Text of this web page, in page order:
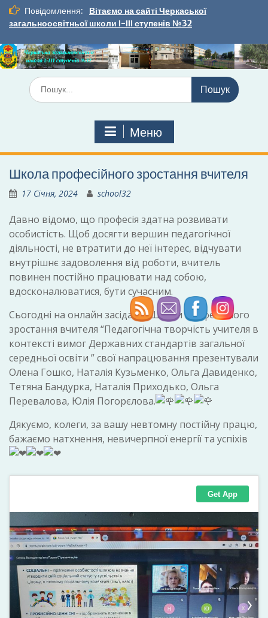
Перейти
вмісту
Повідомлення:
Вітаємо на сайті Черкаської
загальноосвітньої школи І-ІІІ ступенів №32
Шукати:
Меню
Школа професійного зростання вчителя
17 Січня, 2024 school32
Давно відомо, що професія здатна розвивати
особистість. Щоб досягти вершин педагогічної
діяльності, не втратити до неї інтерес, відчувати
внутрішнє задоволення від роботи, вчитель
повинен постійно працювати над собою,
вдосконалюватися, бути сучасним.
Сьогодні на онлайн засіданні Школи професійного
зростання вчителя “Педагогічна творчість учителя в
контексті вимог Державних стандартів загальної
середньої освіти ” свої напрацювання презентували
Олена Гошко, Наталія Кузьменко, Ольга Давиденко,
Тетяна Бандурка, Наталія Приходько, Ольга
Перевалова, Юлія Погорєлова.
Дякуємо, колеги, за вашу невтомну постійну працю,
бажаємо натхнення, невичерпної енергії та успіхів